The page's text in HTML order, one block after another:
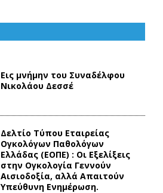
Εις μνήμην του Συναδέλφου
Νικολάου Δεσσέ
Δελτίο Τύπου Eταιρείας
Ογκολόγων Παθολόγων
Ελλάδας (ΕΟΠΕ) : Οι Εξελίξεις
στην Ογκολογία Γεννούν
Αισιοδοξία, αλλά Απαιτούν
Υπεύθυνη Ενημέρωση.